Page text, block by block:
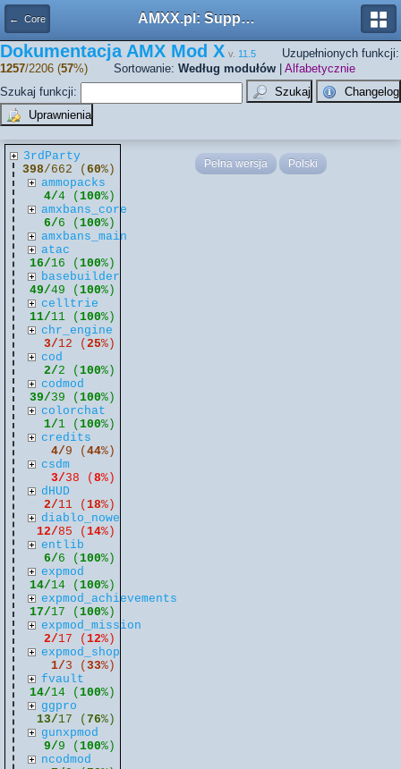
← Core AMXX.pl: Support AMX Mod X i SourceMod
Dokumentacja AMX Mod X v. 11.5
Uzupełnionych funkcji:
1257/2206 (57%) Sortowanie: Według modułów
Alfabetycznie
Szukaj funkcji:
3rdParty
398/662 (60%)
ammopacks
4/4 (100%)
amxbans_core
6/6 (100%)
amxbans_main
atac
16/16 (100%)
basebuilder
49/49 (100%)
celltrie
11/11 (100%)
chr_engine
3/12 (25%)
cod
2/2 (100%)
codmod
39/39 (100%)
colorchat
1/1 (100%)
credits
4/9 (44%)
csdm
3/38 (8%)
dHUD
2/11 (18%)
diablo_nowe
12/85 (14%)
entlib
6/6 (100%)
expmod
14/14 (100%)
expmod_achievements
17/17 (100%)
expmod_mission
2/17 (12%)
expmod_shop
1/3 (33%)
fvault
14/14 (100%)
ggpro
13/17 (76%)
gunxpmod
9/9 (100%)
ncodmod
Pełna wersja Polski